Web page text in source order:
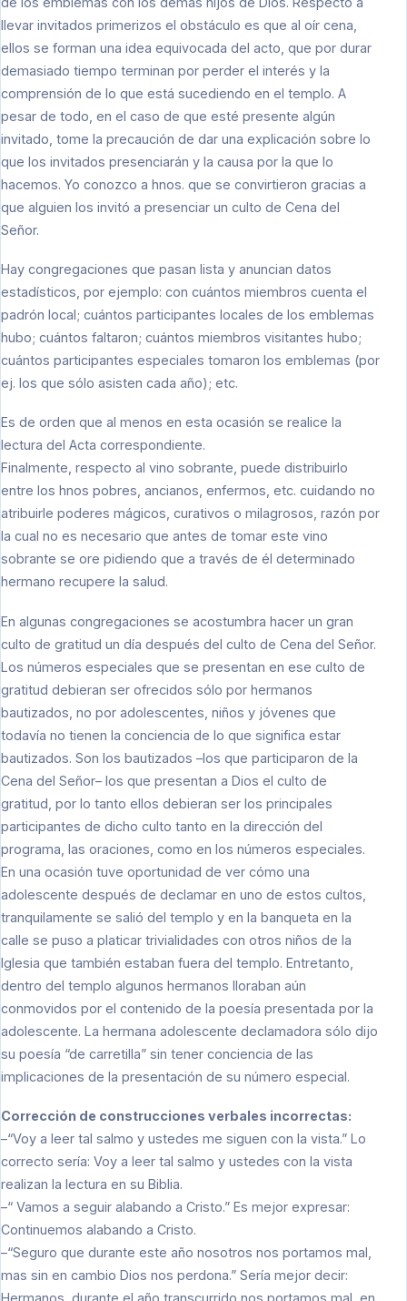
llevar invitados primerizos el obstáculo es que al oír cena,
ellos se forman una idea equivocada del acto, que por durar
demasiado tiempo terminan por perder el interés y la
comprensión de lo que está sucediendo en el templo. A
pesar de todo, en el caso de que esté presente algún
invitado, tome la precaución de dar una explicación sobre lo
que los invitados presenciarán y la causa por la que lo
hacemos. Yo conozco a hnos. que se convirtieron gracias a
que alguien los invitó a presenciar un culto de Cena del
Señor.
Hay congregaciones que pasan lista y anuncian datos
estadísticos, por ejemplo: con cuántos miembros cuenta el
padrón local; cuántos participantes locales de los emblemas
hubo; cuántos faltaron; cuántos miembros visitantes hubo;
cuántos participantes especiales tomaron los emblemas (por
ej. los que sólo asisten cada año); etc.
Es de orden que al menos en esta ocasión se realice la
lectura del Acta correspondiente.
Finalmente, respecto al vino sobrante, puede distribuirlo
entre los hnos pobres, ancianos, enfermos, etc. cuidando no
atribuirle poderes mágicos, curativos o milagrosos, razón por
la cual no es necesario que antes de tomar este vino
sobrante se ore pidiendo que a través de él determinado
hermano recupere la salud.
En algunas congregaciones se acostumbra hacer un gran
culto de gratitud un día después del culto de Cena del Señor.
Los números especiales que se presentan en ese culto de
gratitud debieran ser ofrecidos sólo por hermanos
bautizados, no por adolescentes, niños y jóvenes que
todavía no tienen la conciencia de lo que significa estar
bautizados. Son los bautizados –los que participaron de la
Cena del Señor– los que presentan a Dios el culto de
gratitud, por lo tanto ellos debieran ser los principales
participantes de dicho culto tanto en la dirección del
programa, las oraciones, como en los números especiales.
En una ocasión tuve oportunidad de ver cómo una
adolescente después de declamar en uno de estos cultos,
tranquilamente se salió del templo y en la banqueta en la
calle se puso a platicar trivialidades con otros niños de la
Iglesia que también estaban fuera del templo. Entretanto,
dentro del templo algunos hermanos lloraban aún
conmovidos por el contenido de la poesía presentada por la
adolescente. La hermana adolescente declamadora sólo dijo
su poesía “de carretilla” sin tener conciencia de las
implicaciones de la presentación de su número especial.
Corrección de construcciones verbales incorrectas:
–“Voy a leer tal salmo y ustedes me siguen con la vista.” Lo
correcto sería: Voy a leer tal salmo y ustedes con la vista
realizan la lectura en su Biblia.
–“ Vamos a seguir alabando a Cristo.” Es mejor expresar:
Continuemos alabando a Cristo.
–“Seguro que durante este año nosotros nos portamos mal,
mas sin en cambio Dios nos perdona.” Sería mejor decir: